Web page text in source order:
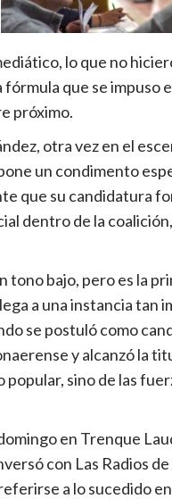
lo que no
fórmula que se
próximo.
otra vez en el
un condimento
que su candidatura
dentro de la
tono bajo, pero es la
a una instancia tan
se postuló como
y alcanzó la
popular, sino de las
en Trenque
con Las Radios
a lo sucedido